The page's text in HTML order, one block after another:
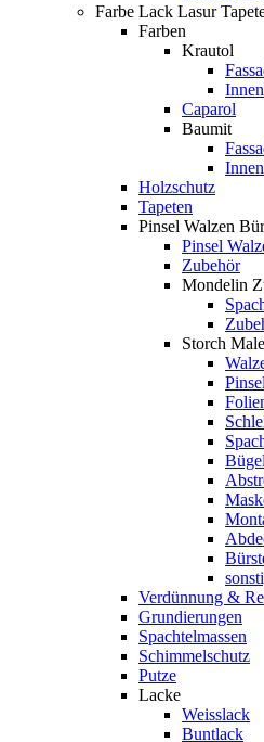
Farbe Lack Lasur
Farben
Krautol
Caparol
Baumit
Holzschutz
Tapeten
Pinsel Walzen
Pinsel
Zubehör
Mondelin
Storch
Pinsel
Verdünnung &
Grundierungen
Spachtelmassen
Schimmelschutz
Putze
Lacke
Weisslack
Buntlack